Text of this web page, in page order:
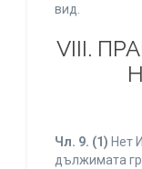
вид.
VIII.
Чл. 9. (1) Нет
дължимата